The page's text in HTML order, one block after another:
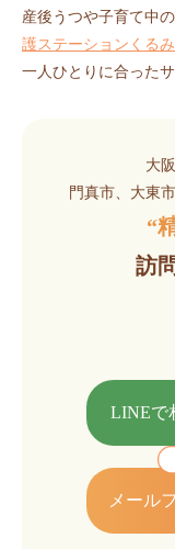
産後うつや子育て中
護ステーションくるみ
一人ひとりに合った
大
門真市、大東
“
訪
LINEで
メール